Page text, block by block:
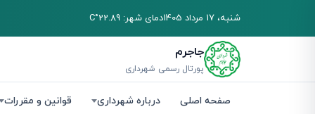
شنبه، 17 مرداد 1405 دمای شهر: 22.89°C
جاجرم
پورتال رسمی شهرداری
صفحه اصلی درباره شهرداری قوانین و مقررات